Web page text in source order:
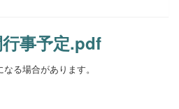
事予定.pdf
る場合があります。